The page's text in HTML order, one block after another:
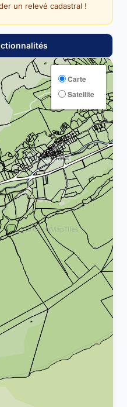
un relevé cadastral !
Carte
Satellite